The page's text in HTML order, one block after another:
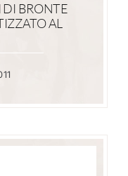
DI BRONTE
AL